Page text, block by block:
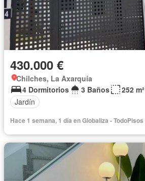
430.000 €
Chilches, La Axarquía
4 Dormitorios
3 Baños
252 m²
Jardín
Hace 1 semana, 1 día en Globaliza - TodoPisos